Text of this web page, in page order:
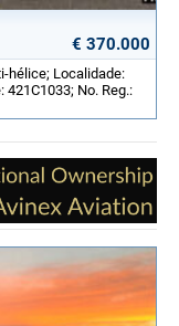
€ 370.000
hélice; Localidade:
421C1033; No. Reg.: